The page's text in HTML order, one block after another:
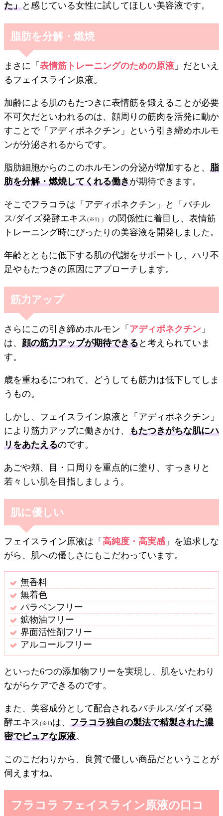
た」と感じている女性に試してほしい美容液です。
脂肪を分解・燃焼
まさに「 表情筋トレーニングのための原液 」だといえ
るフェイスライン原液。
加齢による肌のもたつきに表情筋を鍛えることが必要
不可欠だといわれるのは、顔周りの筋肉を活発に動か
すことで「アディポネクチン」という引き締めホルモ
ンが分泌されるからです。
脂肪細胞からのこのホルモンの分泌が増加すると、 脂
肪を分解・燃焼してくれる働きが期待できます。
そこでフラコラは「アディポネクチン」と「バチル
ス/ダイズ発酵エキス (※1) 」の関係性に着目し、表情筋
トレーニング時にぴったりの美容液を開発しました。
年齢とともに低下する肌の代謝をサポートし、ハリ不
足やもたつきの原因にアプローチします。
筋力アップ
さらにこの引き締めホルモン「 アディポネクチン 」
は、 顔の筋力アップが期待できると考えられていま
す。
歳を重ねるにつれて、どうしても筋力は低下してしま
うもの。
しかし、フェイスライン原液と「アディポネクチン」
により筋力アップに働きかけ、 もたつきがちな肌にハ
リをあたえるのです。
あごや頬、目・口周りを重点的に塗り、すっきりと
若々しい肌を目指しましょう。
肌に優しい
フェイスライン原液は「 高純度・高実感」を追求しな
がら、肌への優しさにもこだわっています。
無香料
無着色
パラベンフリー
鉱物油フリー
界面活性剤フリー
アルコールフリー
といった6つの添加物フリーを実現し、肌をいたわり
ながらケアできるのです。
また、美容成分として配合されるバチルス/ダイズ発
酵エキス(※1)は、 フラコラ独自の製法で精製された濃
密でピュアな原液。
このこだわりから、良質で優しい商品だということが
伺えますね。
フラコラ フェイスライン原液の口コ